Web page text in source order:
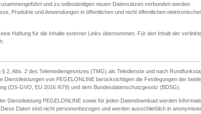
und zu selbständigen neuen Datensätzen verbunden werden
Produkte und Anwendungen in öffentlichen und nicht öffentlichen
Haftung für die Inhalte externer Links übernommen. Für den Inhalt der
2, Abs. 2 des Telemediengesetzes (TMG) als Teledienste und nach
Dienstleistungen von PEGELONLINE berücksichtigen die Festlegungen der
(DS-GVO, EU 2016 /679) und dem Bundesdatenschutzgesetz (BDSG).
Dienstleistung PEGELONLINE sowie für jeden Datendownload werden
Daten sind nicht personenbezogen und werden ausschließlich in